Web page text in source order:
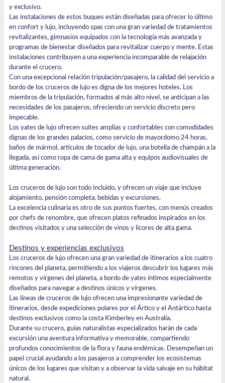
y exclusivo.
Las instalaciones de estos buques están diseñadas para ofrecer lo último
en confort y lujo, incluyendo spas con una gran variedad de tratamientos
revitalizantes, gimnasios equipados con la tecnología más avanzada y
programas de bienestar diseñados para revitalizar cuerpo y mente. Estas
instalaciones contribuyen a una experiencia incomparable de relajación
durante el crucero.
Con una excepcional relación tripulación/pasajero, la calidad del servicio a
bordo de los cruceros de lujo es digna de los mejores hoteles. Los
miembros de la tripulación, formados al más alto nivel, se anticipan a las
necesidades de los pasajeros, ofreciendo un servicio discreto pero
impecable.
Los yates de lujo ofrecen suites amplias y confortables con comodidades
dignas de los grandes palacios, como servicio de mayordomo 24 horas,
baños de mármol, artículos de tocador de lujo, una botella de champán a la
llegada, así como ropa de cama de gama alta y equipos audiovisuales de
última generación.
Los cruceros de lujo son todo incluido, y ofrecen un viaje que incluye
alojamiento, pensión completa, bebidas y excursiones.
La excelencia culinaria es otro de sus puntos fuertes, con menús creados
por chefs de renombre, que ofrecen platos refinados inspirados en los
destinos visitados y una selección de vinos y licores de alta gama.
Destinos y experiencias exclusivos
Los cruceros de lujo ofrecen una gran variedad de itinerarios a los cuatro
rincones del planeta, permitiendo a los viajeros descubrir los lugares más
remotos y vírgenes del planeta, a bordo de yates íntimos especialmente
diseñados para navegar a destinos únicos y vírgenes.
Las líneas de cruceros de lujo ofrecen una impresionante variedad de
itinerarios, desde expediciones polares por el Ártico y el Antártico hasta
destinos exclusivos como la costa Kimberley en Australia.
Durante su crucero, guías naturalistas especializados harán de cada
excursión una aventura informativa y memorable, compartiendo
profundos conocimientos de la flora y fauna endémicas. Desempeñan un
papel crucial ayudando a los pasajeros a comprender los ecosistemas
únicos de los lugares que visitan y a observar la vida salvaje en su hábitat
natural.